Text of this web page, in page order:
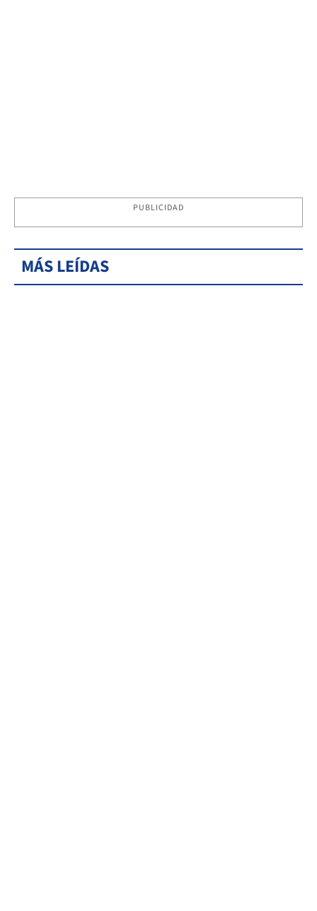
PUBLICIDAD
MÁS LEÍDAS